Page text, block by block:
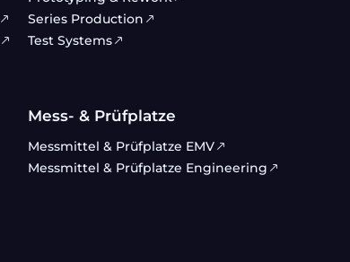
Series Production
Test Systems
Mess- & Prüfplatze
Messmittel & Prüfplatze EMV
Messmittel & Prüfplatze Engineering